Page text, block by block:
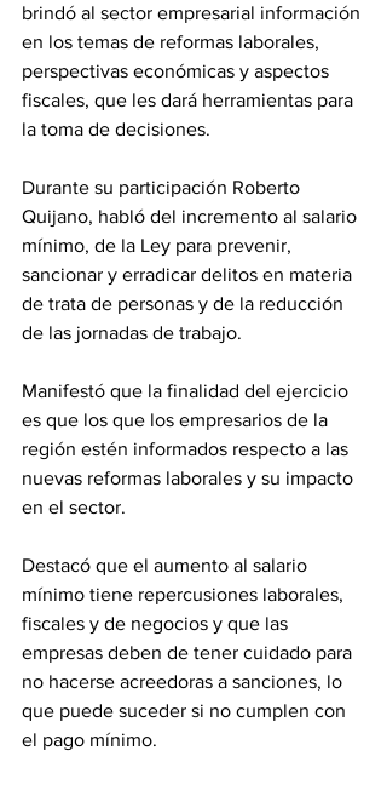
brindó al sector empresarial información
en los temas de reformas laborales,
perspectivas económicas y aspectos
fiscales, que les dará herramientas para
la toma de decisiones.
Durante su participación Roberto
Quijano, habló del incremento al salario
mínimo, de la Ley para prevenir,
sancionar y erradicar delitos en materia
de trata de personas y de la reducción
de las jornadas de trabajo.
Manifestó que la finalidad del ejercicio
es que los que los empresarios de la
región estén informados respecto a las
nuevas reformas laborales y su impacto
en el sector.
Destacó que el aumento al salario
mínimo tiene repercusiones laborales,
fiscales y de negocios y que las
empresas deben de tener cuidado para
no hacerse acreedoras a sanciones, lo
que puede suceder si no cumplen con
el pago mínimo.